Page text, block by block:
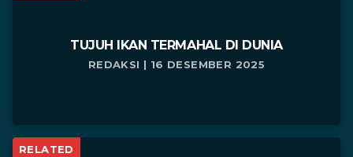
TUJUH IKAN TERMAHAL DI DUNIA
REDAKSI | 16 DESEMBER 2025
RELATED